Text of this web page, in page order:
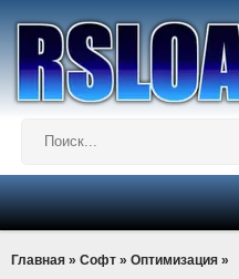
Главная » Софт » Оптимизация »